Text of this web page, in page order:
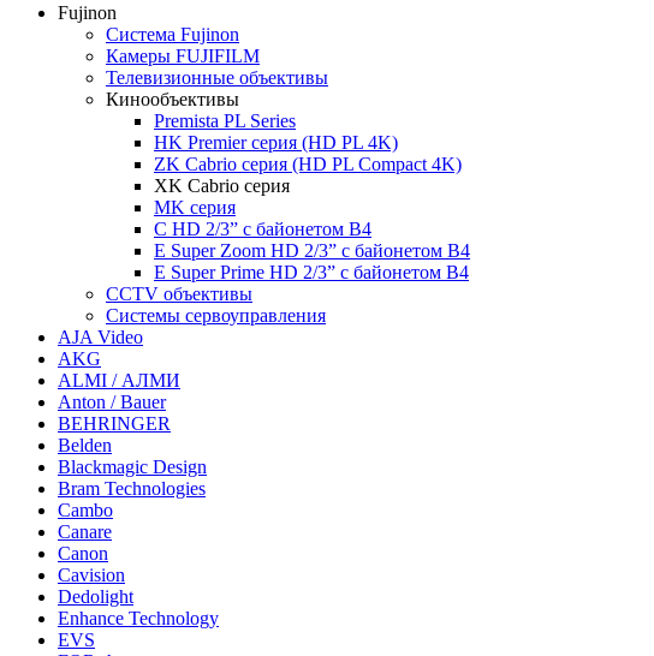
Fujinon
Система Fujinon
Камеры FUJIFILM
Телевизионные объективы
Кинообъективы
Premista PL Series
HK Premier серия (HD PL 4K)
ZK Cabrio серия (HD PL Compact 4K)
XK Cabrio серия
MK серия
С HD 2/3” с байонетом B4
E Super Zoom HD 2/3” с байонетом B4
E Super Prime HD 2/3” с байонетом B4
CCTV объективы
Системы сервоуправления
AJA Video
AKG
ALMI / АЛМИ
Anton / Bauer
BEHRINGER
Belden
Blackmagic Design
Bram Technologies
Cambo
Canare
Canon
Cavision
Dedolight
Enhance Technology
EVS